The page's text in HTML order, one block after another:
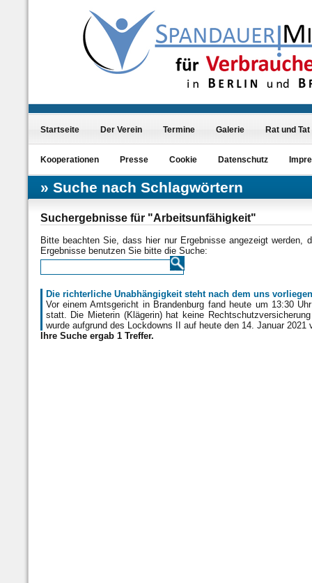
Startseite Der Verein Termine Galerie Rat und Tat
Kooperationen Presse Cookie Datenschutz
Suche nach Schlagwörtern
Suchergebnisse für "Arbeitsunfähigkeit"
Bitte beachten Sie, dass hier nur Ergebnisse angezeigt werden,
Ergebnisse benutzen Sie bitte die Suche:
Die richterliche Unabhängigkeit steht nach dem uns
Vor einem Amtsgericht in Brandenburg fand heute um 13:30
statt. Die Mieterin (Klägerin) hat keine
wurde aufgrund des Lockdowns II auf heute den 14. Januar
Ihre Suche ergab 1 Treffer.